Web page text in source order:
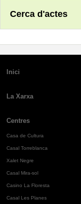
Cerca d'actes
Inici
La Xarxa
Centres
Casa de Cultura
Casal Torreblanca
Xalet Negre
Casal Mira-sol
Casino La Floresta
Casal Les Planes